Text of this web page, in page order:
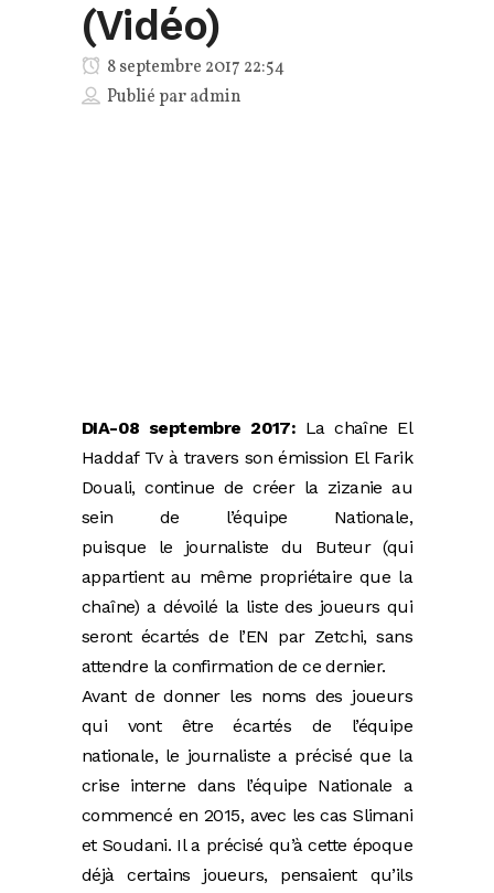
(Vidéo)
8 septembre 2017 22:54
Publié paradmin
DIA-08 septembre 2017: La chaîne El
Haddaf Tv à travers son émission El Farik
Douali, continue de créer la zizanie au
sein de l’équipe Nationale,
puisque le journaliste du Buteur (qui
appartient au même propriétaire que la
chaîne) a dévoilé la liste des joueurs qui
seront écartés de l’EN par Zetchi, sans
attendre la confirmation de ce dernier.
Avant de donner les noms des joueurs
qui vont être écartés de l’équipe
nationale, le journaliste a précisé que la
crise interne dans l’équipe Nationale a
commencé en 2015, avec les cas Slimani
et Soudani. Il a précisé qu’à cette époque
déjà certains joueurs, pensaient qu’ils